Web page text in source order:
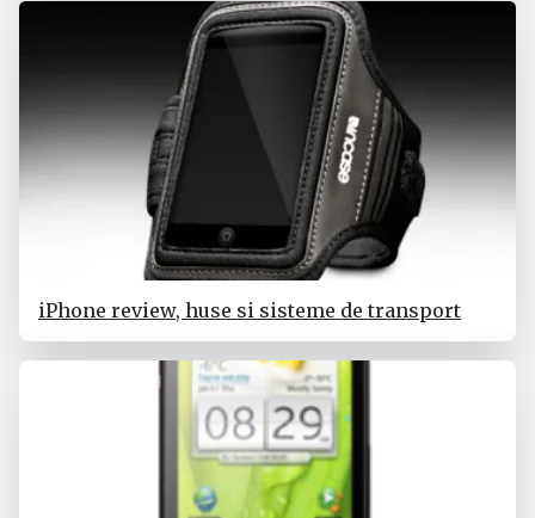
iPhone review, huse si sisteme de transport